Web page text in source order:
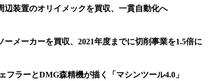
辺装置のオリイメックを買収、一貫自動化へ
ーメーカーを買収、2021年度までに切削事業を1.5倍に
フラーとDMG森精機が描く「マシンツール4.0」